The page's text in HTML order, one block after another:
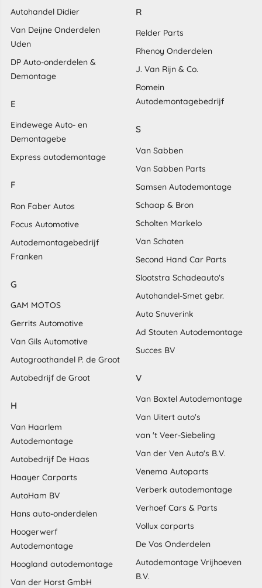
Autohandel Didier
Van Deijne Onderdelen
Uden
DP Auto-onderdelen &
Demontage
E
Eindewege Auto- en
Demontagebe
Express autodemontage
F
Ron Faber Autos
Focus Automotive
Autodemontagebedrijf
Franken
G
GAM MOTOS
Gerrits Automotive
Van Gils Automotive
Autogroothandel P. de Groot
Autobedrijf de Groot
H
Van Haarlem
Autodemontage
Autobedrijf De Haas
Haayer Carparts
AutoHam BV
Hans auto-onderdelen
Hoogerwerf
Autodemontage
Hoogland autodemontage
Van der Horst GmbH
R
Relder Parts
Rhenoy Onderdelen
J. Van Rijn & Co.
Romein
Autodemontagebedrijf
S
Van Sabben
Van Sabben Parts
Samsen Autodemontage
Schaap & Bron
Scholten Markelo
Van Schoten
Second Hand Car Parts
Slootstra Schadeauto's
Autohandel-Smet gebr.
Auto Snuverink
Ad Stouten Autodemontage
Succes BV
V
Van Boxtel Autodemontage
Van Uitert auto's
van 't Veer-Siebeling
Van der Ven Auto's B.V.
Venema Autoparts
Verberk autodemontage
Verhoef Cars & Parts
Vollux carparts
De Vos Onderdelen
Autodemontage Vrijhoeven
B.V.